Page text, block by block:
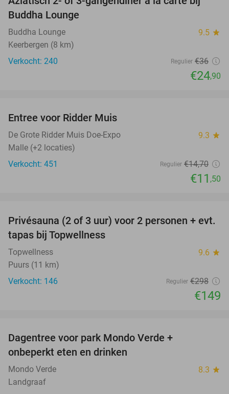
31%
Buddha Lounge
Buddha Lounge 9.5 star
Keerbergen (8 km)
Verkocht: 240
Regulier €36
€24,90
Entree voor Ridder Muis
De Grote Ridder Muis Doe-Expo 9.3 star
Malle (+2 locaties)
Verkocht: 451
Regulier €14,70
€11 ,50
50%
Privésauna (2 of 3 uur) voor 2 personen + evt.
tapas bij Topwellness
Topwellness 9.6 star
Puurs (11 km)
Verkocht: 146
Regulier €298
€149
Dagentree voor park Mondo Verde +
onbeperkt eten en drinken
Mondo Verde 8.3 star
Landgraaf